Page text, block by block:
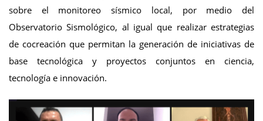
sobre el monitoreo sísmico local, por medio del
Observatorio Sismológico, al igual que realizar estrategias
de cocreación que permitan la generación de iniciativas de
base tecnológica y proyectos conjuntos en ciencia,
tecnología e innovación.